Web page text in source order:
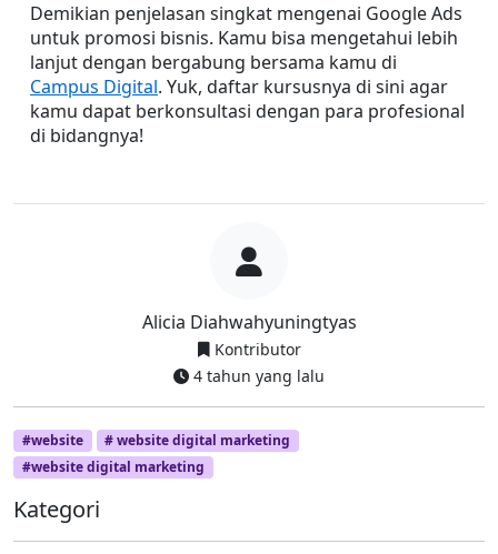
Alicia Diahwahyuningtyas
Kontributor
4 tahun yang lalu
#website
# website digital marketing
#website digital marketing
Demikian penjelasan singkat mengenai Google Ads
untuk promosi bisnis. Kamu bisa mengetahui lebih
Campus Digital. Yuk, daftar kursusnya di sini agar
kamu dapat berkonsultasi dengan para profesional
di bidangnya!
Kategori